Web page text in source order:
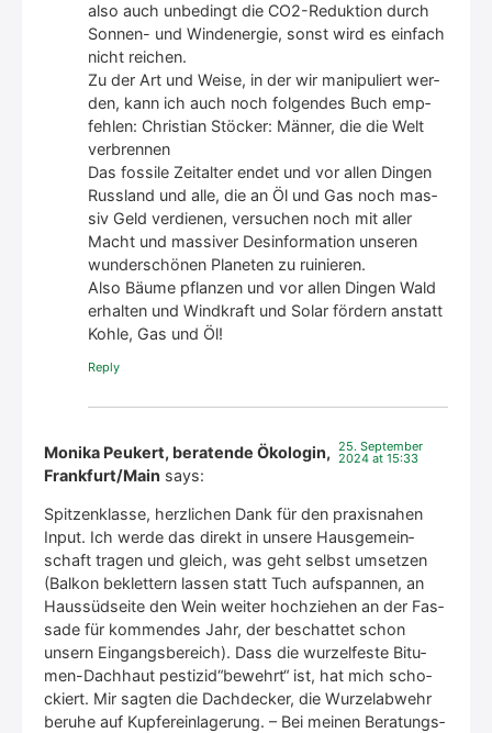
also auch unbe­dingt die CO2-Reduk­ti­on durch
Son­nen- und Wind­ener­gie, sonst wird es ein­fach
nicht rei­chen.
Zu der Art und Wei­se, in der wir mani­pu­liert wer­
den, kann ich auch noch fol­gen­des Buch emp­
feh­len: Chris­ti­an Stö­cker: Män­ner, die die Welt
ver­bren­nen
Das fos­si­le Zeit­al­ter endet und vor allen Din­gen
Russ­land und alle, die an Öl und Gas noch mas­
siv Geld ver­die­nen, ver­su­chen noch mit aller
Macht und mas­si­ver Des­in­for­ma­ti­on unse­ren
wun­der­schö­nen Pla­ne­ten zu rui­nie­ren.
Also Bäu­me pflan­zen und vor allen Din­gen Wald
erhal­ten und Wind­kraft und Solar för­dern anstatt
Koh­le, Gas und Öl!
Rep­ly
Monika Peukert, beratende Ökologin,
Frankfurt/Main says:
25. Sep­tem­ber
2024 at 15:33
Spit­zen­klas­se, herz­li­chen Dank für den pra­xis­na­hen
Input. Ich wer­de das direkt in unse­re Haus­ge­mein­
schaft tra­gen und gleich, was geht selbst umset­zen
(Bal­kon beklet­tern las­sen statt Tuch auf­span­nen, an
Haus­süd­sei­te den Wein wei­ter hoch­zie­hen an der Fas­
sa­de für kom­men­des Jahr, der beschat­tet schon
unsern Ein­gangs­be­reich). Dass die wur­zel­fes­te Bitu­
men-Dach­haut pestizid“bewehrt“ ist, hat mich scho­
ckiert. Mir sag­ten die Dach­de­cker, die Wur­zel­ab­wehr
beru­he auf Kup­fer­ein­la­ge­rung. – Bei mei­nen Bera­tungs­